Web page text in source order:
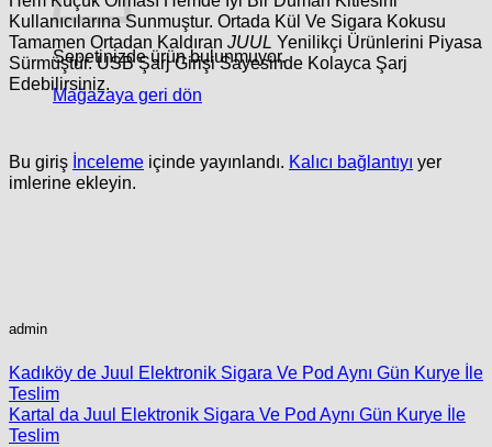
Sepetinizde ürün bulunmuyor.
Mağazaya geri dön
Kullanıcılarına Sunmuştur. Ortada Kül Ve Sigara Kokusu
Tamamen Ortadan Kaldıran JUUL Yenilikçi Ürünlerini Piyasa
Sürmüştür. USB Şarj Girişi Sayesinde Kolayca Şarj
Edebilirsiniz.
Bu giriş İnceleme içinde yayınlandı. Kalıcı bağlantıyı yer
imlerine ekleyin.
admin
Kadıköy de Juul Elektronik Sigara Ve Pod Aynı Gün Kurye İle
Teslim
Kartal da Juul Elektronik Sigara Ve Pod Aynı Gün Kurye İle
Teslim